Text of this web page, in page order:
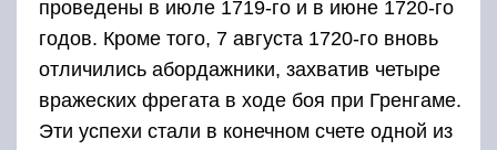
проведены в июле 1719-го и в июне 1720-го
годов. Кроме того, 7 августа 1720-го вновь
отличились абордажники, захватив четыре
вражеских фрегата в ходе боя при Гренгаме.
Эти успехи стали в конечном счете одной из